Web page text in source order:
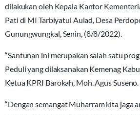
dilakukan oleh Kepala Kantor
Pati di MI Tarbiyatul Aulad, Desa
Gunungwungkal, Senin, (8/8/2022).
“Santunan ini merupakan salah satu
Peduli yang dilaksanakan Kemenag
Ketua KPRI Barokah, Moh. Agus Suseno.
“Dengan semangat Muharram kita jaga